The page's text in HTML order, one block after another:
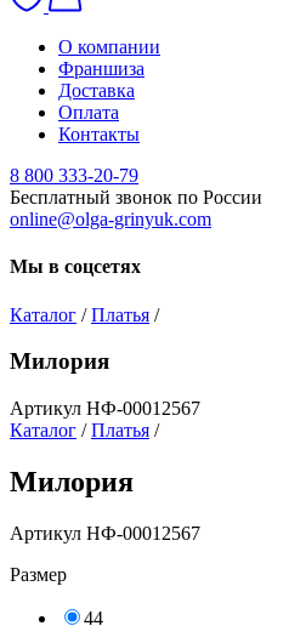
О компании
Франшиза
Доставка
Оплата
Контакты
8 800 333-20-79
Бесплатный звонок по России
online@olga-grinyuk.com
Мы в соцсетях
Каталог / Платья /
Милория
Артикул НФ-00012567
Каталог / Платья /
Милория
Артикул НФ-00012567
Размер
44